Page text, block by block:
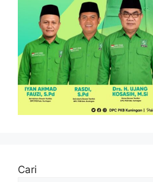
Cari